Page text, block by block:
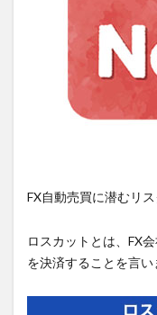
FX自動売買に潜むリス
ロスカットとは、FX
を決済することを言い